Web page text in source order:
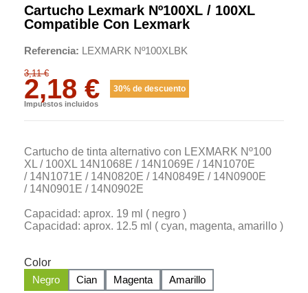
Cartucho Lexmark Nº100XL / 100XL
Compatible Con Lexmark
Referencia LEXMARK Nº100XLBK
3,11 €
2,18 € 30% de descuento
Impuestos incluidos
Cartucho de tinta alternativo con LEXMARK Nº100
XL / 100XL 14N1068E / 14N1069E / 14N1070E
/ 14N1071E / 14N0820E / 14N0849E / 14N0900E
/ 14N0901E / 14N0902E
Capacidad: aprox. 19 ml ( negro )
Capacidad: aprox. 12.5 ml ( cyan, magenta, amarillo )
Color
Negro
Cian Magenta Amarillo